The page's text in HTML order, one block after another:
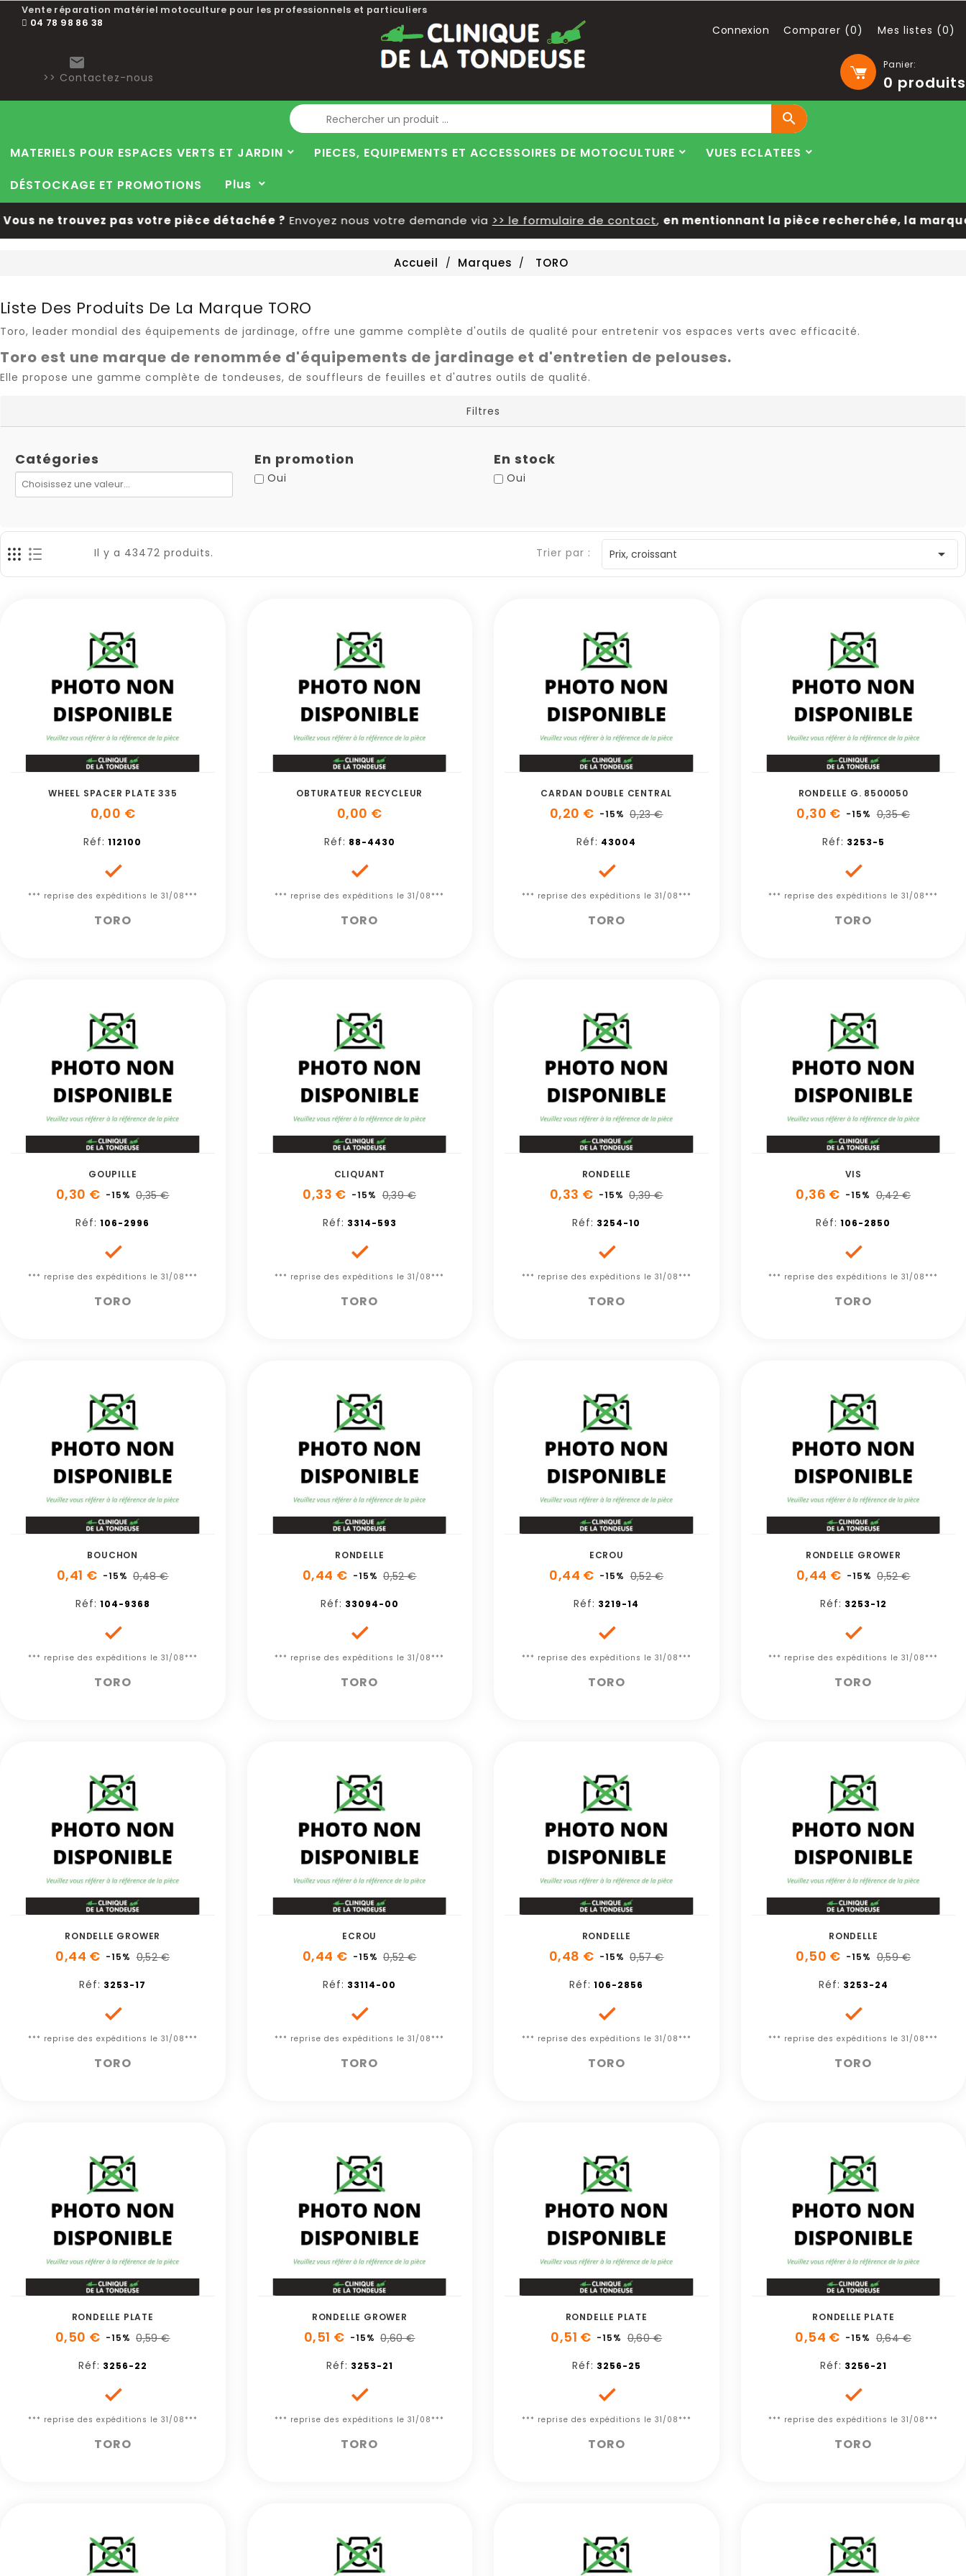
Vente réparation matériel motoculture pour les professionnels et particuliers
04 78 98 86 38
Panier:
0 produits

>> Contactez-nous
Connexion Comparer (0) Mes listes (0)
Blog

MATERIELS POUR ESPACES VERTS ET JARDIN PIECES, EQUIPEMENTS ET ACCESSOIRES DE MOTOCULTURE
VUES ECLATEES
DÉSTOCKAGE ET PROMOTIONS
Plus
ne trouvez pas votre pièce détachée ?Envoyez nous votre demande via>> le formulaire de contact,en mentionnant la pièce recherchée, la marque,
Accueil Marques TORO
Liste Des Produits De La Marque TORO
Toro, leader mondial des équipements de jardinage, offre une gamme complète d'outils de qualité pour entretenir vos espaces verts avec efficacité.
Toro est une marque de renommée d'équipements de jardinage et d'entretien de pelouses.
Elle propose une gamme complète de tondeuses, de souffleurs de feuilles et d'autres outils de qualité.
Filtres
Catégories En promotion
Oui
En stock
Oui
Il y a 43472 produits. Trier par : Prix, croissant 
WHEEL SPACER PLATE 335
0,00 €
Réf: 112100

*** reprise des expéditions le 31/08***
TORO
OBTURATEUR RECYCLEUR
0,00 €
Réf: 88-4430

*** reprise des expéditions le 31/08***
TORO
CARDAN DOUBLE CENTRAL
0,20 € -15% 0,23 €
Réf: 43004

*** reprise des expéditions le 31/08***
TORO
RONDELLE G. 8500050
0,30 € -15% 0,35 €
Réf: 3253-5

*** reprise des expéditions le 31/08***
TORO
GOUPILLE
0,30 € -15% 0,35 €
Réf: 106-2996

*** reprise des expéditions le 31/08***
TORO
CLIQUANT
0,33 € -15% 0,39 €
Réf: 3314-593

*** reprise des expéditions le 31/08***
TORO
RONDELLE
0,33 € -15% 0,39 €
Réf: 3254-10

*** reprise des expéditions le 31/08***
TORO
VIS
0,36 € -15% 0,42 €
Réf: 106-2850

*** reprise des expéditions le 31/08***
TORO
BOUCHON
0,41 € -15% 0,48 €
Réf: 104-9368

*** reprise des expéditions le 31/08***
TORO
RONDELLE
0,44 € -15% 0,52 €
Réf: 33094-00

*** reprise des expéditions le 31/08***
TORO
ECROU
0,44 € -15% 0,52 €
Réf: 3219-14

*** reprise des expéditions le 31/08***
TORO
RONDELLE GROWER
0,44 € -15% 0,52 €
Réf: 3253-12

*** reprise des expéditions le 31/08***
TORO
RONDELLE GROWER
0,44 € -15% 0,52 €
Réf: 3253-17

*** reprise des expéditions le 31/08***
TORO
ECROU
0,44 € -15% 0,52 €
Réf: 33114-00

*** reprise des expéditions le 31/08***
TORO
RONDELLE
0,48 € -15% 0,57 €
Réf: 106-2856

*** reprise des expéditions le 31/08***
TORO
RONDELLE
0,50 € -15% 0,59 €
Réf: 3253-24

*** reprise des expéditions le 31/08***
TORO
RONDELLE PLATE
0,50 € -15% 0,59 €
Réf: 3256-22

*** reprise des expéditions le 31/08***
TORO
RONDELLE GROWER
0,51 € -15% 0,60 €
Réf: 3253-21

*** reprise des expéditions le 31/08***
TORO
RONDELLE PLATE
0,51 € -15% 0,60 €
Réf: 3256-25

*** reprise des expéditions le 31/08***
TORO
RONDELLE PLATE
0,54 € -15% 0,64 €
Réf: 3256-21

*** reprise des expéditions le 31/08***
TORO
Choisissez une valeur...